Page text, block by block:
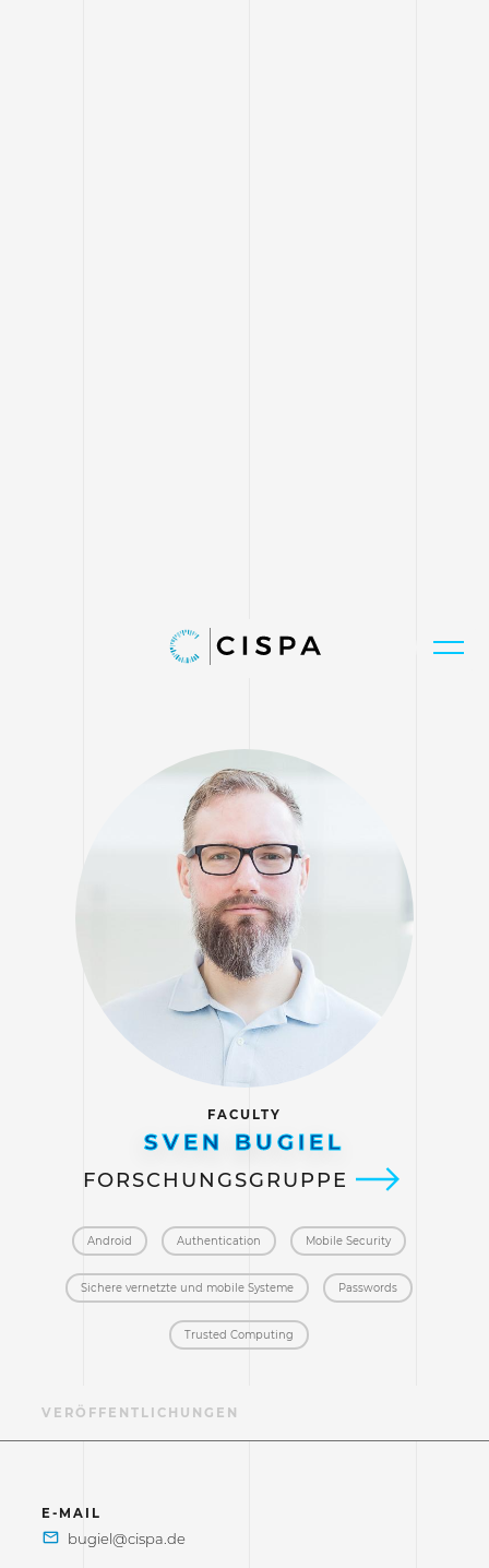
FACULTY
SVEN BUGIEL
FORSCHUNGSGRUPPE
Android Authentication Mobile Security
Sichere vernetzte und mobile Systeme Passwords
Trusted Computing
VERÖFFENTLICHUNGEN
E-MAIL